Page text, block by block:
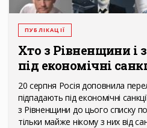
ПУБЛІКАЦІЇ
Хто з Рівненщини і
під економічні
20 серпня Росія доповнила
підпадають під економічні
з Рівненщини до цього списку
тільки майже нікому з них від